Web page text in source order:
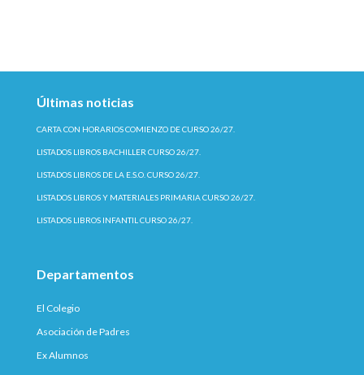
Últimas noticias
CARTA CON HORARIOS COMIENZO DE CURSO 26/27.
LISTADOS LIBROS BACHILLER CURSO 26/27.
LISTADOS LIBROS DE LA E.S.O. CURSO 26/27.
LISTADOS LIBROS Y MATERIALES PRIMARIA CURSO 26/27.
LISTADOS LIBROS INFANTIL CURSO 26/27.
Departamentos
El Colegio
Asociación de Padres
Ex Alumnos